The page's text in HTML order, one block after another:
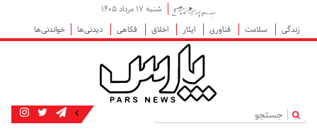
شنبه ۱۷ مرداد ۱۴۰۵
زندگی
سلامت فناوری ایثار اخلاق فکاهی دیدنی‌ها خواندنی‌ها
|